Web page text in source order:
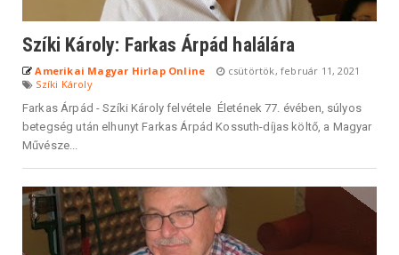
Szíki Károly: Farkas Árpád halálára
Amerikai Magyar Hirlap Online
csütörtök, február 11, 2021
Szíki Károly
Farkas Árpád - Szíki Károly felvétele Életének 77. évében, súlyos
betegség után elhunyt Farkas Árpád Kossuth-díjas költő, a Magyar
Művésze...